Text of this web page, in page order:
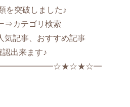
を突破しました♪
⇒カテゴリ検索
記事、おすすめ記事
認出来ます♪